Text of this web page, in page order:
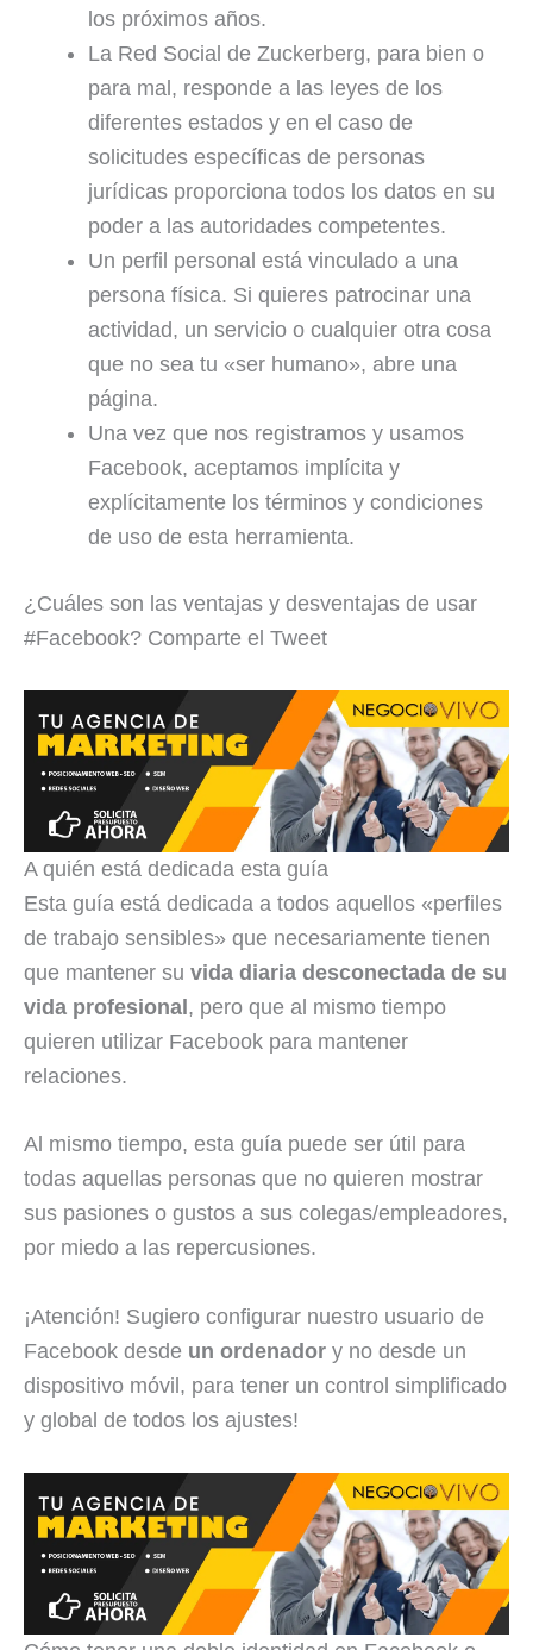
los próximos años.
La Red Social de Zuckerberg, para bien o
para mal, responde a las leyes de los
diferentes estados y en el caso de
solicitudes específicas de personas
jurídicas proporciona todos los datos en su
poder a las autoridades competentes.
Un perfil personal está vinculado a una
persona física. Si quieres patrocinar una
actividad, un servicio o cualquier otra cosa
que no sea tu «ser humano», abre una
página.
Una vez que nos registramos y usamos
Facebook, aceptamos implícita y
explícitamente los términos y condiciones
de uso de esta herramienta.
¿Cuáles son las ventajas y desventajas de usar
#Facebook? Comparte el Tweet
A quién está dedicada esta guía
Esta guía está dedicada a todos aquellos «perfiles
de trabajo sensibles» que necesariamente tienen
que mantener su vida diaria desconectada de su
vida profesional, pero que al mismo tiempo
quieren utilizar Facebook para mantener
relaciones.
Al mismo tiempo, esta guía puede ser útil para
todas aquellas personas que no quieren mostrar
sus pasiones o gustos a sus colegas/empleadores,
por miedo a las repercusiones.
¡Atención! Sugiero configurar nuestro usuario de
Facebook desde un ordenador y no desde un
dispositivo móvil, para tener un control simplificado
y global de todos los ajustes!